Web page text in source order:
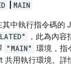
MAIN
其中執行指令碼的
，此為內
"MAIN" 環境，指
共用執行環境。詳